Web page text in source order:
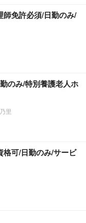
師免許必須/日勤のみ/
のみ/特別養護老人ホ
里
格可/日勤のみ/サービ